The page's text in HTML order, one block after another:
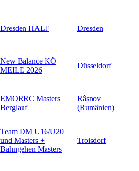
Dresden HALF Dresden
New Balance KÖ
MEILE 2026
Düsseldorf
EMORRC Masters
Berglauf
Râșnov
(Rumänien)
Team DM U16/U20
und Masters +
Bahngehen Masters
Troisdorf